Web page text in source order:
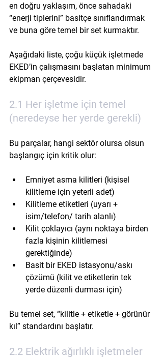
en doğru yaklaşım, önce sahadaki
“enerji tiplerini” basitçe sınıflandırmak
ve buna göre temel bir set kurmaktır.
Aşağıdaki liste, çoğu küçük işletmede
EKED’in çalışmasını başlatan minimum
ekipman çerçevesidir.
2.1 Her işletme için temel
(neredeyse her yerde gerekli)
Bu parçalar, hangi sektör olursa olsun
başlangıç için kritik olur:
Emniyet asma kilitleri (kişisel
kilitleme için yeterli adet)
Kilitleme etiketleri (uyarı +
isim/telefon/ tarih alanlı)
Kilit çoklayıcı (aynı noktaya birden
fazla kişinin kilitlemesi
gerektiğinde)
Basit bir EKED istasyonu/askı
çözümü (kilit ve etiketlerin tek
yerde düzenli durması için)
Bu temel set, “kilitle + etiketle + görünür
kıl” standardını başlatır.
2.2 Elektrik ağırlıklı işletmeler